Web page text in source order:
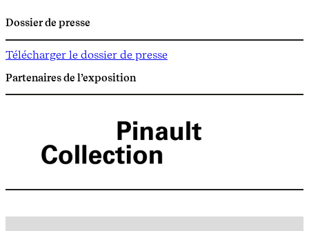
Dossier de presse
Télécharger le dossier de presse
Partenaires de l’exposition